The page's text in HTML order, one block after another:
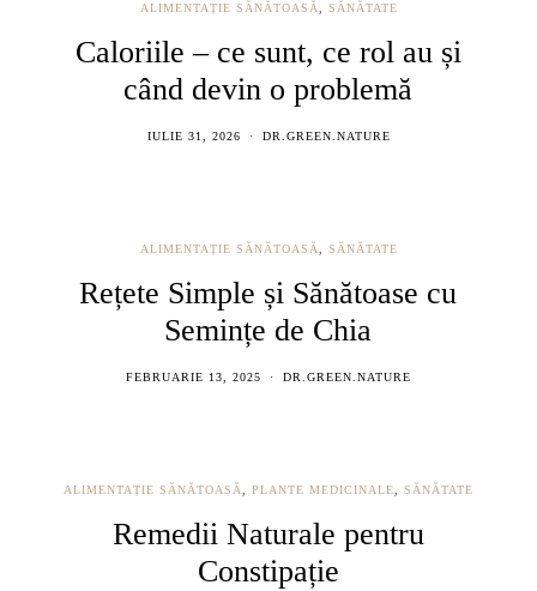
ALIMENTAȚIE SĂNĂTOASĂ, SĂNĂTATE
Caloriile – ce sunt, ce rol au și
când devin o problemă
IULIE 31, 2026 DR.GREEN.NATURE
ALIMENTAȚIE SĂNĂTOASĂ, SĂNĂTATE
Rețete Simple și Sănătoase cu
Semințe de Chia
FEBRUARIE 13, 2025 DR.GREEN.NATURE
ALIMENTAȚIE SĂNĂTOASĂ, PLANTE MEDICINALE, SĂNĂTATE
Remedii Naturale pentru
Constipație